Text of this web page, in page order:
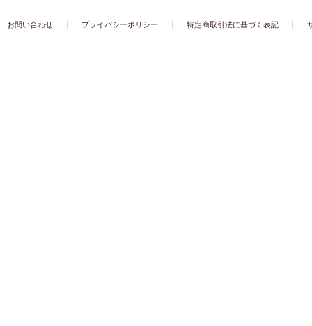
お問い合わせ プライバシーポリシー 特定商取引法に基づく表記